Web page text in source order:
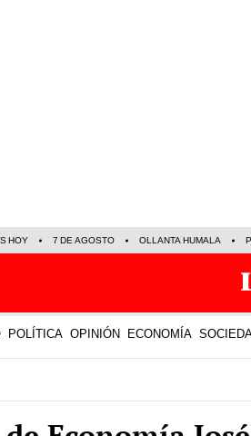
HOY 7 DE AGOSTO OLLANTA HUMALA
POLÍTICA OPINIÓN ECONOMÍA